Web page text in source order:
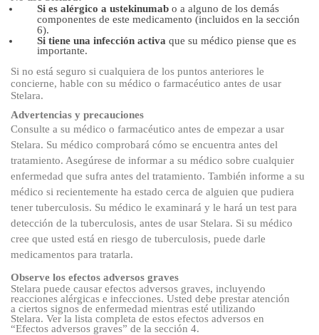
Si es alérgico a ustekinumab o a alguno de los demás
componentes de este medicamento (incluidos en la sección
6).
Si tiene una infección activa que su médico piense que es
importante.
Si no está seguro si cualquiera de los puntos anteriores le
concierne, hable con su médico o farmacéutico antes de usar
Stelara.
Advertencias y precauciones
Consulte a su médico o farmacéutico antes de empezar a usar
Stelara. Su médico comprobará cómo se encuentra antes del
tratamiento. Asegúrese de informar a su médico sobre cualquier
enfermedad que sufra antes del tratamiento. También informe a su
médico si recientemente ha estado cerca de alguien que pudiera
tener tuberculosis. Su médico le examinará y le hará un test para
detección de la tuberculosis, antes de usar Stelara. Si su médico
cree que usted está en riesgo de tuberculosis, puede darle
medicamentos para tratarla.
Observe los efectos adversos graves
Stelara puede causar efectos adversos graves, incluyendo
reacciones alérgicas e infecciones. Usted debe prestar atención
a ciertos signos de enfermedad mientras esté utilizando
Stelara. Ver la lista completa de estos efectos adversos en
“Efectos adversos graves” de la sección 4.